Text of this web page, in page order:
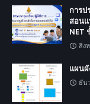
การป
สอนแ
NET
สิง
แผน
ธัน